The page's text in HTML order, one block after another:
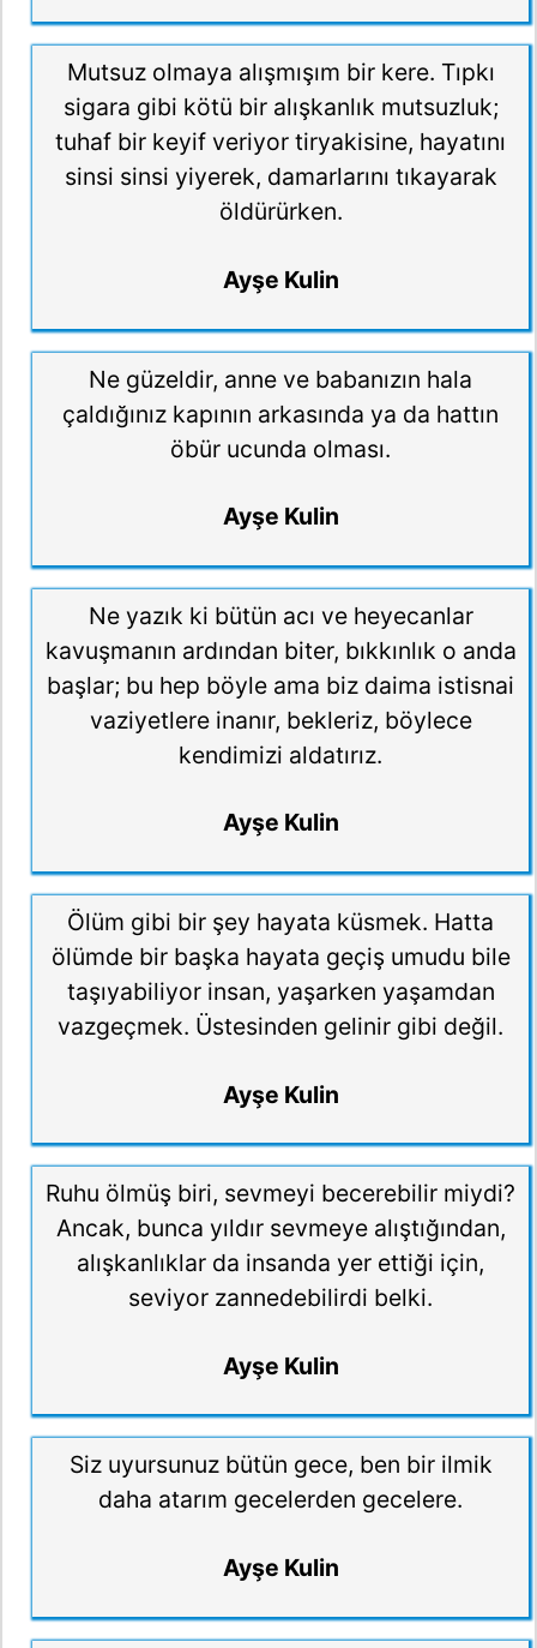
Mutsuz olmaya alışmışım bir kere. Tıpkı
sigara gibi kötü bir alışkanlık mutsuzluk;
tuhaf bir keyif veriyor tiryakisine, hayatını
sinsi sinsi yiyerek, damarlarını tıkayarak
öldürürken.
Ayşe Kulin
Ne güzeldir, anne ve babanızın hala
çaldığınız kapının arkasında ya da hattın
öbür ucunda olması.
Ayşe Kulin
Ne yazık ki bütün acı ve heyecanlar
kavuşmanın ardından biter, bıkkınlık o anda
başlar; bu hep böyle ama biz daima istisnai
vaziyetlere inanır, bekleriz, böylece
kendimizi aldatırız.
Ayşe Kulin
Ölüm gibi bir şey hayata küsmek. Hatta
ölümde bir başka hayata geçiş umudu bile
taşıyabiliyor insan, yaşarken yaşamdan
vazgeçmek. Üstesinden gelinir gibi değil.
Ayşe Kulin
Ruhu ölmüş biri, sevmeyi becerebilir miydi?
Ancak, bunca yıldır sevmeye alıştığından,
alışkanlıklar da insanda yer ettiği için,
seviyor zannedebilirdi belki.
Ayşe Kulin
Siz uyursunuz bütün gece, ben bir ilmik
daha atarım gecelerden gecelere.
Ayşe Kulin